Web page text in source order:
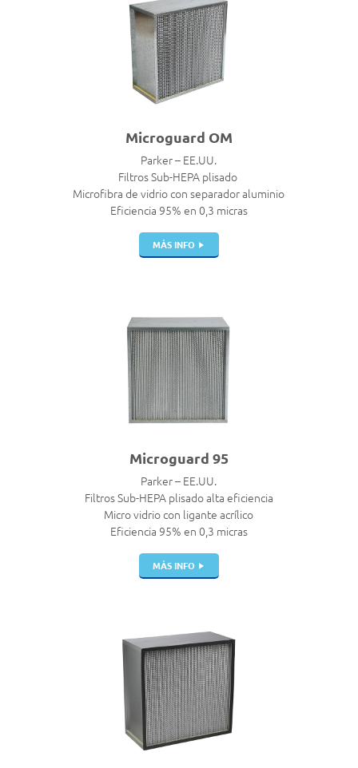
Microguard OM
Parker – EE.UU.
Filtros Sub-HEPA plisado
Microfibra de vidrio con separador aluminio
Eficiencia 95% en 0,3 micras
MÁS INFO
Microguard 95
Parker – EE.UU.
Filtros Sub-HEPA plisado alta eficiencia
Micro vidrio con ligante acrílico
Eficiencia 95% en 0,3 micras
MÁS INFO